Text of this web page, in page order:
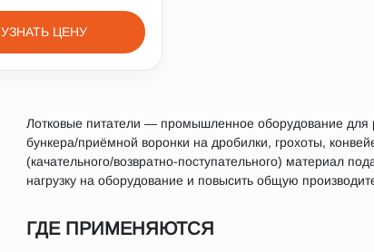
УЗНАТЬ ЦЕНУ
Лотковые питатели — промышленное оборудование для
бункера/приёмной воронки на дробилки, грохоты,
(качательного/возвратно-поступательного) материал
нагрузку на оборудование и повысить общую
ГДЕ ПРИМЕНЯЮТСЯ